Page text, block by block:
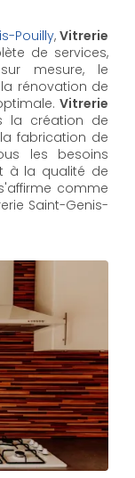
Pouilly,Vitrerie
de services,
mesure, le
rénovation de
Vitrerie
la création de
fabrication de
les besoins
à la qualité de
comme
Saint-Genis-